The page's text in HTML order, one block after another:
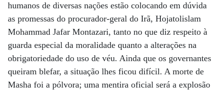
humanos de diversas nações estão colocando em dúvida
as promessas do procurador-geral do Irã, Hojatolislam
Mohammad Jafar Montazari, tanto no que diz respeito à
guarda especial da moralidade quanto a alterações na
obrigatoriedade do uso de véu. Ainda que os governantes
queiram blefar, a situação lhes ficou difícil. A morte de
Masha foi a pólvora; uma mentira oficial será a explosão